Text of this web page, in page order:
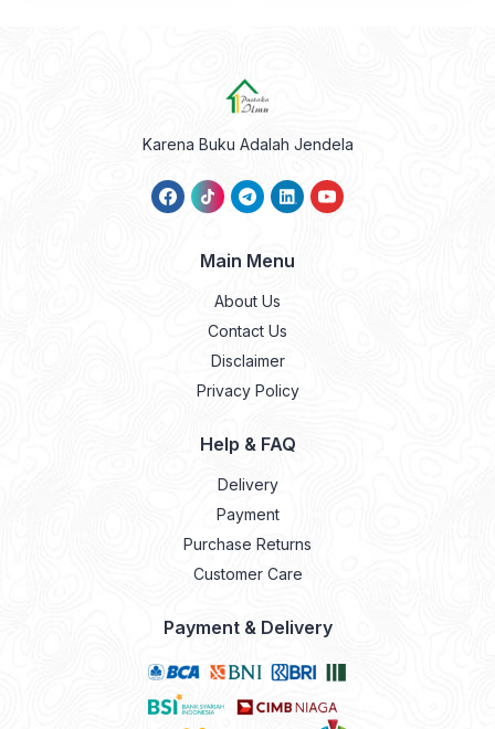
Karena Buku Adalah Jendela
Main Menu
About Us
Contact Us
Disclaimer
Privacy Policy
Help & FAQ
Delivery
Payment
Purchase Returns
Customer Care
Payment & Delivery